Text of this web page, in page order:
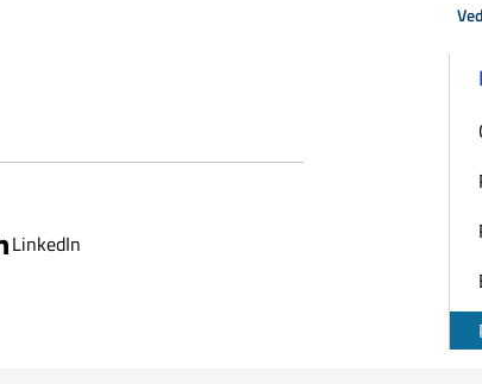
LinkedIn